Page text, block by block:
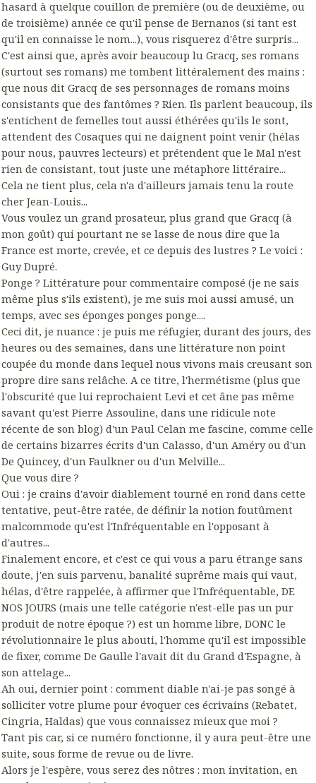
hasard à quelque couillon de première (ou de deuxième, ou
de troisième) année ce qu'il pense de Bernanos (si tant est
qu'il en connaisse le nom...), vous risquerez d'être surpris...
C'est ainsi que, après avoir beaucoup lu Gracq, ses romans
(surtout ses romans) me tombent littéralement des mains :
que nous dit Gracq de ses personnages de romans moins
consistants que des fantômes ? Rien. Ils parlent beaucoup, ils
s'entichent de femelles tout aussi éthérées qu'ils le sont,
attendent des Cosaques qui ne daignent point venir (hélas
pour nous, pauvres lecteurs) et prétendent que le Mal n'est
rien de consistant, tout juste une métaphore littéraire...
Cela ne tient plus, cela n'a d'ailleurs jamais tenu la route
cher Jean-Louis...
Vous voulez un grand prosateur, plus grand que Gracq (à
mon goût) qui pourtant ne se lasse de nous dire que la
France est morte, crevée, et ce depuis des lustres ? Le voici :
Guy Dupré.
Ponge ? Littérature pour commentaire composé (je ne sais
même plus s'ils existent), je me suis moi aussi amusé, un
temps, avec ses éponges ponges ponge....
Ceci dit, je nuance : je puis me réfugier, durant des jours, des
heures ou des semaines, dans une littérature non point
coupée du monde dans lequel nous vivons mais creusant son
propre dire sans relâche. A ce titre, l'hermétisme (plus que
l'obscurité que lui reprochaient Levi et cet âne pas même
savant qu'est Pierre Assouline, dans une ridicule note
récente de son blog) d'un Paul Celan me fascine, comme celle
de certains bizarres écrits d'un Calasso, d'un Améry ou d'un
De Quincey, d'un Faulkner ou d'un Melville...
Que vous dire ?
Oui : je crains d'avoir diablement tourné en rond dans cette
tentative, peut-être ratée, de définir la notion foutûment
malcommode qu'est l'Infréquentable en l'opposant à
d'autres...
Finalement encore, et c'est ce qui vous a paru étrange sans
doute, j'en suis parvenu, banalité suprême mais qui vaut,
hélas, d'être rappelée, à affirmer que l'Infréquentable, DE
NOS JOURS (mais une telle catégorie n'est-elle pas un pur
produit de notre époque ?) est un homme libre, DONC le
révolutionnaire le plus abouti, l'homme qu'il est impossible
de fixer, comme De Gaulle l'avait dit du Grand d'Espagne, à
son attelage...
Ah oui, dernier point : comment diable n'ai-je pas songé à
solliciter votre plume pour évoquer ces écrivains (Rebatet,
Cingria, Haldas) que vous connaissez mieux que moi ?
Tant pis car, si ce numéro fonctionne, il y aura peut-être une
suite, sous forme de revue ou de livre.
Alors je l'espère, vous serez des nôtres : mon invitation, en